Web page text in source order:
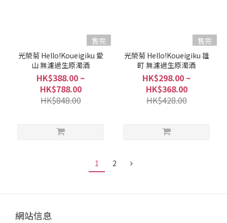
售完
光榮菊 Hello!Koueigiku 愛
山 無濾過生原濁酒
HK$388.00 ~
HK$788.00
HK$848.00
售完
光榮菊 Hello!Koueigiku 雄
町 無濾過生原濁酒
HK$298.00 ~
HK$368.00
HK$428.00
1 2
網站信息